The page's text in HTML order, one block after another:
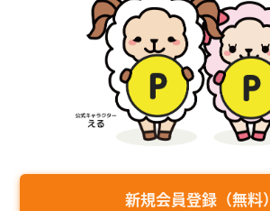
新規会員登録（無料）